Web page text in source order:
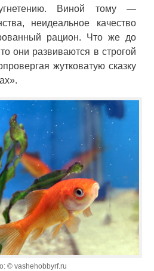
Виной тому —
неидеальное качество
рацион. Что же до
они развиваются в строгой
жутковатую сказку
© vashehobbyrf.ru